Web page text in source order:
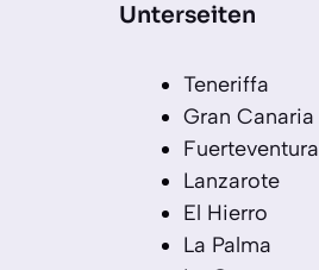
Unterseiten
Teneriffa
Gran Canaria
Fuerteventura
Lanzarote
El Hierro
La Palma